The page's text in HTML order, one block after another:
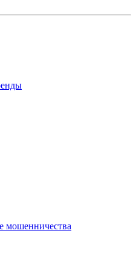
мошенничества